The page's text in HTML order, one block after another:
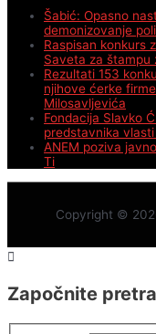
Šabić: Opasno
demonizovanje
Raspisan konkurs
Saveta za štampu
Rezultati 153
njihove ćerke
Milosavljevića
Fondacija Slavko
predstavnika
ANEM poziva
Ti
Copyright ©
Započnite